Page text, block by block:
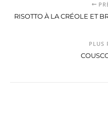
RISOTTO À LA CRÉOLE ET
PLUS